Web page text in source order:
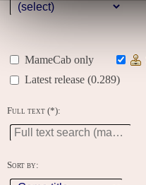
MameCab only
Latest release (0.289)
Full text (*):
Sort by: